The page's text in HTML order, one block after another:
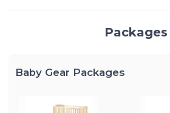
Packages
Baby Gear Packages